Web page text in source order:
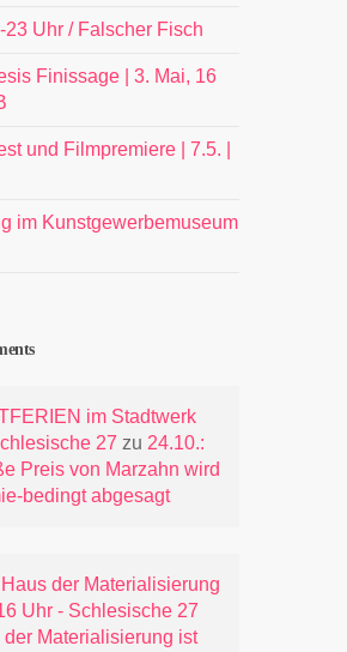
23 Uhr / Falscher Fisch
Finissage | 3. Mai, 16
und Filmpremiere | 7.5. |
im Kunstgewerbemuseum
im Stadtwerk
27 zu 24.10.:
Preis von Marzahn wird
bedingt abgesagt
der Materialisierung
16 Uhr - Schlesische 27
der Materialisierung ist